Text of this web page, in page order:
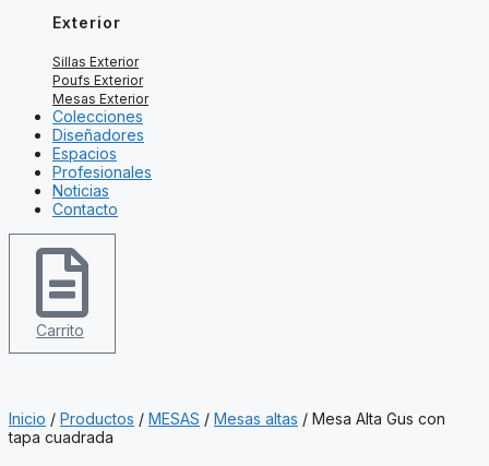
Exterior
Sillas Exterior
Poufs Exterior
Mesas Exterior
Colecciones
Diseñadores
Espacios
Profesionales
Noticias
Contacto
Carrito
Inicio / Productos / MESAS / Mesas altas / Mesa Alta Gus con
tapa cuadrada